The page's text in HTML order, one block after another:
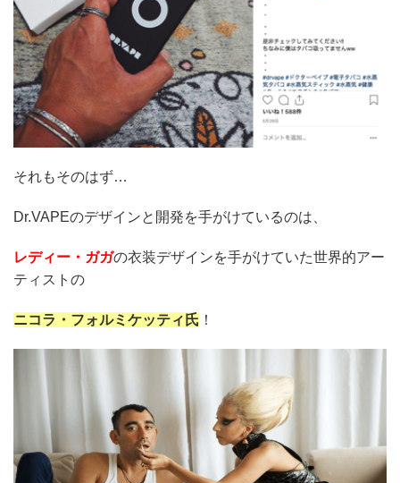
それもそのはず…
Dr.VAPEのデザインと開発を手がけているのは、
レディー・ガガの衣装デザインを手がけていた世界的アー
ティストの
ニコラ・フォルミケッティ氏 ！